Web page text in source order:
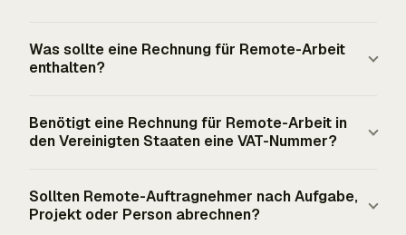
Was sollte eine Rechnung für Remote-Arbeit
enthalten?
Käuferdetails, Rechnungsnummer, Ausstellungsdatum,
Fälligkeitsdatum, Leistungszeitraum, Einzelposten,
zutreffend, fälligen Gesamtbetrag, Zahlungsbedingungen
und Zahlungsempfängerangaben enthalten.
Benötigt eine Rechnung für Remote-Arbeit in
den Vereinigten Staaten eine VAT-Nummer?
Staaten benötigt keine VAT-Nummer, weil die Vereinigten
Staaten kein nationales VAT- oder GST-
Sollten Remote-Auftragnehmer nach Aufgabe,
Projekt oder Person abrechnen?